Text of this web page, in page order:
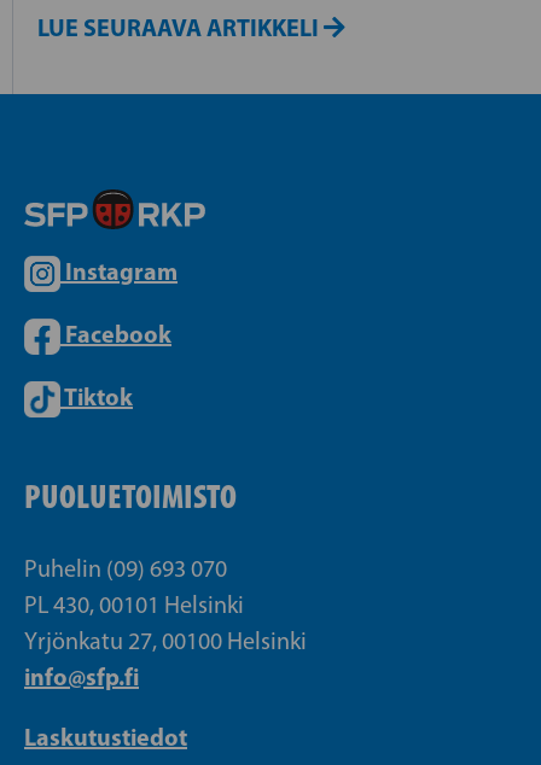
LUE SEURAAVA ARTIKKELI
Instagram
Facebook
Tiktok
PUOLUETOIMISTO
Puhelin (09) 693 070
PL 430, 00101 Helsinki
Yrjönkatu 27, 00100 Helsinki
info@sfp.fi
Laskutustiedot